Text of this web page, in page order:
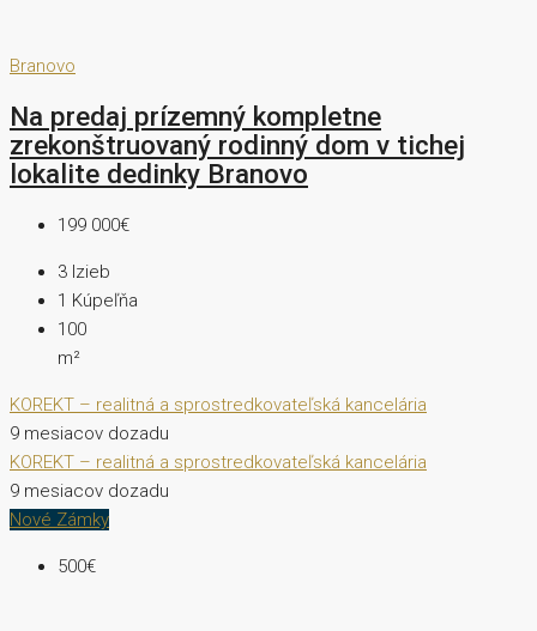
Branovo
Na predaj prízemný kompletne
zrekonštruovaný rodinný dom v tichej
lokalite dedinky Branovo
199 000€
3 Izieb
1 Kúpeľňa
100
m²
KOREKT – realitná a sprostredkovateľská kancelária
9 mesiacov dozadu
KOREKT – realitná a sprostredkovateľská kancelária
9 mesiacov dozadu
Nové Zámky
500€